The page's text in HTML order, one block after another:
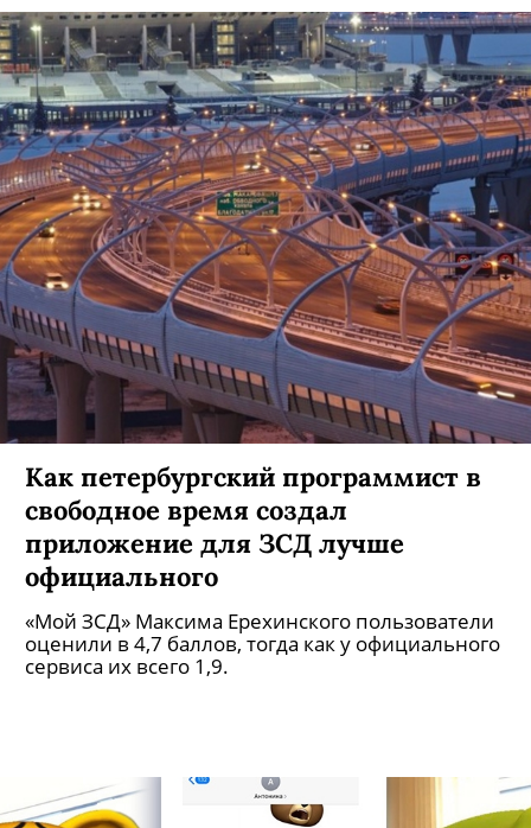
Как петербургский программист в
свободное время создал
приложение для ЗСД лучше
официального
«Мой ЗСД» Максима Ерехинского пользователи
оценили в 4,7 баллов, тогда как у официального
сервиса их всего 1,9.